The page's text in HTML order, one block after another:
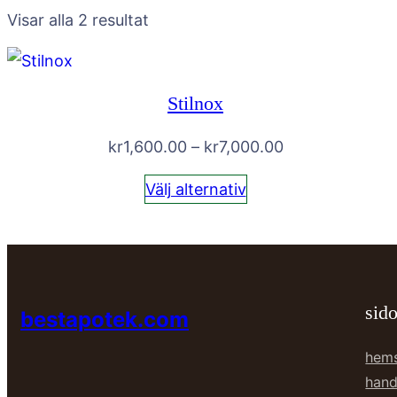
Visar alla 2 resultat
Stilnox
kr1,600.00 – kr7,000.00Prisintervall:
Välj alternativ
bestapotek.com